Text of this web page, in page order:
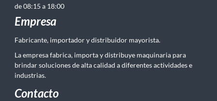
de 08:15 a 18:00
Empresa
Fabricante, importador y distribuidor mayorista.
La empresa fabrica, importa y distribuye maquinaria para
brindar soluciones de alta calidad a diferentes actividades e
industrias.
Contacto